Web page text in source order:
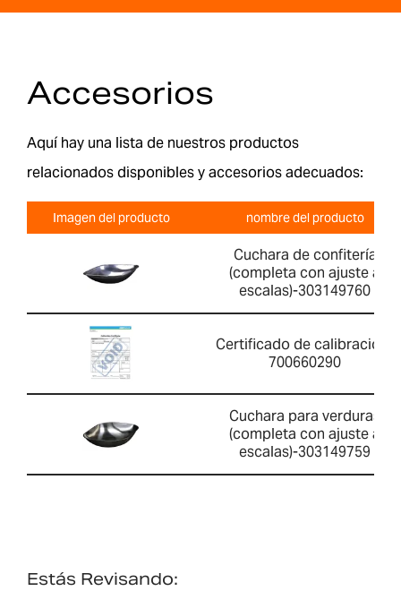
Accesorios
Aquí hay una lista de nuestros productos
relacionados disponibles y accesorios adecuados:
Imagen del producto nombre del producto
Cuchara de confitería
(completa con ajuste a
escalas)-303149760
Certificado de calibración-
700660290
Cuchara para verduras
(completa con ajuste a
escalas)-303149759
Estás Revisando: